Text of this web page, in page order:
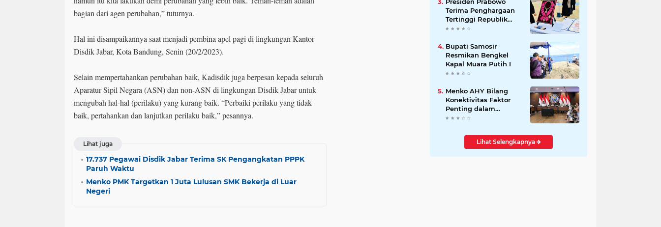
bagian dari agen perubahan,” tuturnya.
Hal ini disampaikannya saat menjadi pembina apel pagi di lingkungan Kantor
Disdik Jabar, Kota Bandung, Senin (20/2/2023).
Selain mempertahankan perubahan baik, Kadisdik juga berpesan kepada seluruh
Aparatur Sipil Negara (ASN) dan non-ASN di lingkungan Disdik Jabar untuk
mengubah hal-hal (perilaku) yang kurang baik. “Perbaiki perilaku yang tidak
baik, pertahankan dan lanjutkan perilaku baik,” pesannya.
Lihat juga
17.737 Pegawai Disdik Jabar Terima SK Pengangkatan PPPK
Paruh Waktu
Menko PMK Targetkan 1 Juta Lulusan SMK Bekerja di Luar
Negeri
Terima Penghargaan
Tertinggi Republik
Korea, The Grand
Bupati Samosir
Resmikan Bengkel
Kapal Muara Putih I
Menko AHY Bilang
Konektivitas Faktor
Penting dalam
Peningkatkan
Wisatawan
Lihat Selengkapnya